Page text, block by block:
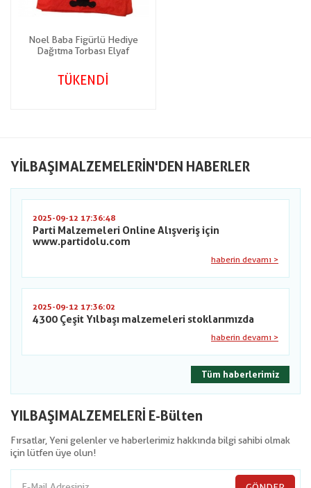
Noel Baba Figürlü Hediye
Dağıtma Torbası Elyaf
TÜKENDİ
YILBAŞIMALZEMELERIN'DEN HABERLER
2025-09-12 17:36:48
Parti Malzemeleri Online Alışveriş için
www.partidolu.com
haberin devamı >
2025-09-12 17:36:02
4300 Çeşit Yılbaşı malzemeleri stoklarımızda
haberin devamı >
Tüm haberlerimiz
YILBAŞIMALZEMELERİ E-Bülten
Fırsatlar, Yeni gelenler ve haberlerimiz hakkında bilgi sahibi olmak
için lütfen üye olun!